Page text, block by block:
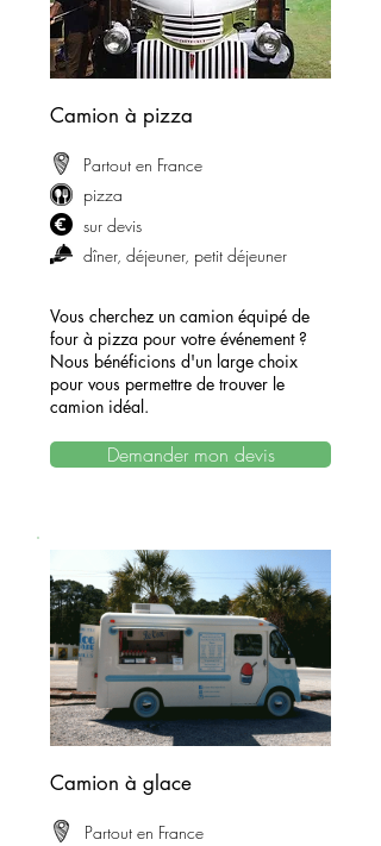
Camion à pizza
Partout en France
pizza
sur devis
dîner, déjeuner, petit déjeuner
Vous cherchez un camion équipé de
four à pizza pour votre événement ?
Nous bénéficions d'un large choix
pour vous permettre de trouver le
camion idéal.
Demander mon devis
Camion à glace
Partout en France